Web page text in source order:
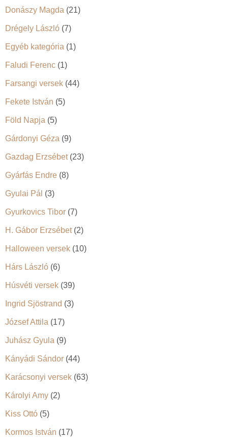
Donászy Magda (21)
Drégely László (7)
Egyéb kategória (1)
Faludi Ferenc (1)
Farsangi versek (44)
Fekete István (5)
Föld Napja (5)
Gárdonyi Géza (9)
Gazdag Erzsébet(23)
Gyárfás Endre (8)
Gyulai Pál (3)
Gyurkovics Tibor (7)
H. Gábor Erzsébet(2)
Halloween versek (10)
Hárs László (6)
Húsvéti versek (39)
Ingrid Sjöstrand (3)
József Attila (17)
Juhász Gyula (9)
Kányádi Sándor (44)
Karácsonyi versek (63)
Károlyi Amy (2)
Kiss Ottó (5)
Kormos István (17)